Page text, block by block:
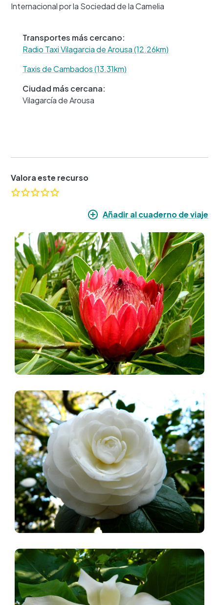
Internacional por la Sociedad de la Camelia
Transportes más cercano:
Radio Taxi Vilagarcia de Arousa (12.26km)
Taxis de Cambados (13.31km)
Ciudad más cercana:
Vilagarcía de Arousa
Valora este recurso
Añadir al cuaderno de viaje
Imagen
Imagen
Imagen